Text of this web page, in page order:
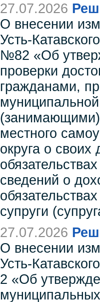
27.07.2026
О внесении
Усть-
№82 «Об
проверки
гражданами,
(занимающими)
местного
округа о
сведений о
супруги
27.07.2026
О внесении
Усть-
2 «Об